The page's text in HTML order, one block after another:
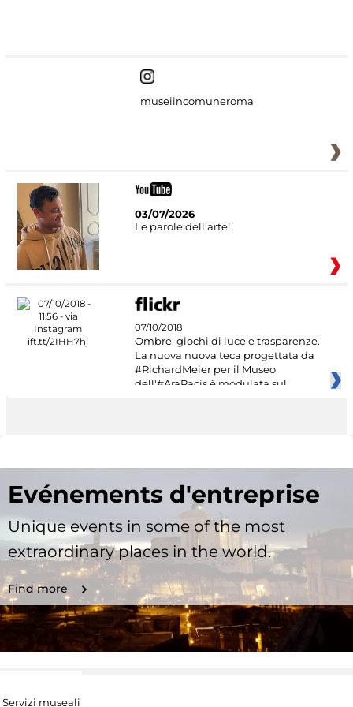
museiincomuneroma
03/07/2026
Le parole dell'arte!
07/10/2018
Ombre, giochi di luce e trasparenze.
La nuova nuova teca progettata da
#RichardMeier per il Museo
dell'#AraPacis è modulata sul
Evénements d'entreprise
Unique events in some of the most
extraordinary places in the world.
Find more
Servizi museali